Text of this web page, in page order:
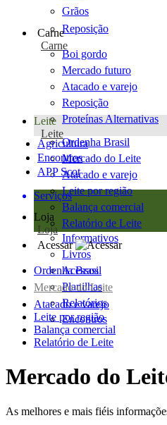
Grãos
Reposição
Carne
Carne
Boi gordo
Mercado futuro
Atacado e varejo
Reposição
Proteínas Alternativas
Leite
Leite
Ordenha Brasil
Mercado do Leite
Atacado e varejo
Leite por região
Balança comercial
Relatório de Leite
Agricultura
Encontros
APP Scot
Serviços
Loja
Loja
Informativos
Livros
Acessos
Planilhas
Relatórios
Encontros
Acessar
Ordenha Brasil
Mercado do Leite
Atacado e varejo
Leite por região
Balança comercial
Relatório de Leite
Mercado do
As melhores e mais fiéis